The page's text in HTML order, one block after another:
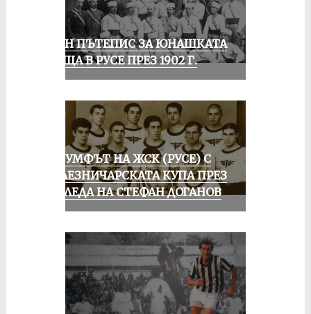
ЕДИН ПЪТЕПИС ЗА ЮНАШКАТА
СРЕЩА В РУСЕ ПРЕЗ 1902 Г.
ТРИУМФЪТ НА ЖСК (РУСЕ) С
ЖЕЛЕЗНИЧАРСКАТА КУПА ПРЕЗ
ПОГЛЕДА НА СТЕФАН ДОГАНОВ